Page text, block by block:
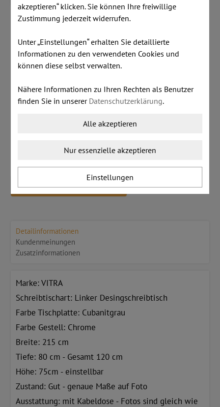
Artikelnummer:
Lagerstand:2 Stk
inkl. MwSt.zzgl. Versandkosten
€ 220,00
Dieser Artikel ist lagernd.
IN DEN WARENKORB LEGEN
Detailinformationen
Kundenmeinungen
Zusatzinformationen
Marke: VITRA
Schreibtischart: Linker Desingschreibtisch
Farbe Tischplatte: Cubanitgrau
Farbe Gestell: Chrome
Breite: 215 cm
Tiefe: 80 cm - Gesamt 120 cm
Höhe: 75cm - einstellbar
Zustand: Gut - genaue Maße auf Foto
Ausstattung: mit Kabeldose - Fotos sind gleich wie
akzeptieren“ klicken. Sie können Ihre freiwillige
Zustimmung jederzeit widerrufen.
Unter „Einstellungen“ erhalten Sie detaillierte
Informationen zu den verwendeten Cookies und
können diese selbst verwalten.
Nähere Informationen zu Ihren Rechten als Benutzer
finden Sie in unserer Datenschutzerklärung.
Alle akzeptieren
Nur essenzielle akzeptieren
Einstellungen